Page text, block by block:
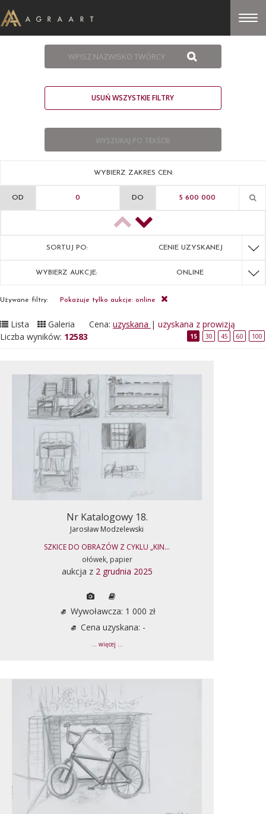
USUŃ WSZYSTKIE FILTRY
WYBIERZ ZAKRES CEN:
OD DO
SORTUJ PO: CENIE UZYSKANEJ
WYBIERZ AUKCJE: ONLINE
Używane filtry: Pokazuje tylko aukcje: online
Lista Galeria Cena: uzyskana | uzyskana z prowizją
Liczba wyników: 12583 15 30 45 60 100
Nr Katalogowy 18.
Jarosław Modzelewski
SZKICE DO OBRAZÓW Z CYKLU „KIN...
ołówek, papier
aukcja z 2 grudnia 2025
Wywoławcza: 1 000 zł
Cena uzyskana: -
... więcej ...